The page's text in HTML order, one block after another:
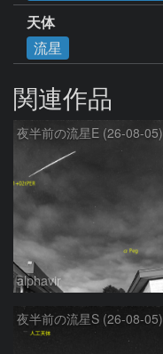
天体
流星
関連作品
夜半前の流星E (26-08-05)
alphavir
夜半前の流星S (26-08-05)